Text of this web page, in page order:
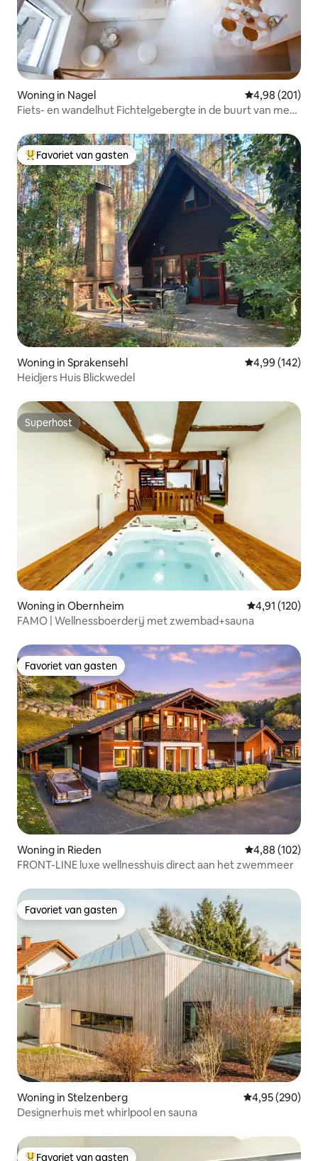
Woning in Nagel Gemiddelde
4,98 (201)
Fiets- en wandelhut Fichtelgebergte in de buurt van meer
Topfavoriet van gasten
Favoriet van gasten
Woning in Sprakensehl Gemiddelde
4,99 (142)
Heidjers Huis Blickwedel
Superhost
Superhost
Woning in Obernheim Gemiddelde
4,91 (120)
FAMO | Wellnessboerderij met zwembad+sauna
Favoriet van gasten
Favoriet van gasten
Woning in Rieden Gemiddelde
4,88 (102)
FRONT-LINE luxe wellnesshuis direct aan het zwemmeer
Favoriet van gasten
Favoriet van gasten
Woning in Stelzenberg Gemiddelde
4,95 (290)
Designerhuis met whirlpool en sauna
Favoriet van gasten